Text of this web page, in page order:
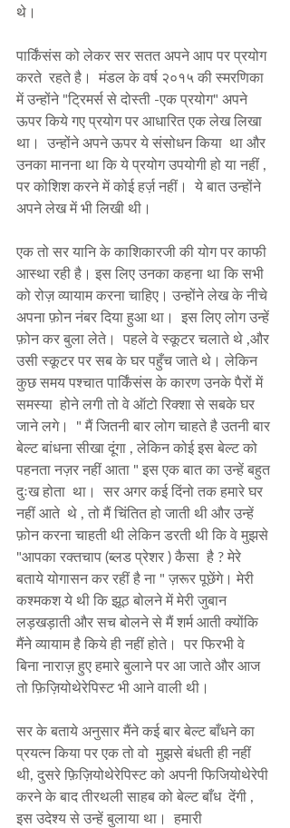
थे।
पार्किंसंस को लेकर सर सतत अपने आप पर प्रयोग
करते  रहते है।  मंडल के वर्ष २०१५ की स्मरणिका
में उन्होंने "ट्रिमर्स से दोस्ती -एक प्रयोग" अपने
ऊपर किये गए प्रयोग पर आधारित एक लेख लिखा
था।  उन्होंने अपने ऊपर ये संसोधन किया  था और
उनका मानना था कि ये प्रयोग उपयोगी हो या नहीं ,
पर कोशिश करने में कोई हर्ज़ नहीं।  ये बात उन्होंने
अपने लेख में भी लिखी थी।
एक तो सर यानि के काशिकारजी की योग पर काफी
आस्था रही है। इस लिए उनका कहना था कि सभी
को रोज़ व्यायाम करना चाहिए। उन्होंने लेख के नीचे
अपना फ़ोन नंबर दिया हुआ था।  इस लिए लोग उन्हें
फ़ोन कर बुला लेते।  पहले वे स्कूटर चलाते थे ,और
उसी स्कूटर पर सब के घर पहुँच जाते थे। लेकिन
कुछ समय पश्चात पार्किंसंस के कारण उनके पैरों में
समस्या  होने लगी तो वे ऑटो रिक्शा से सबके घर
जाने लगे।  " मैं जितनी बार लोग चाहते है उतनी बार
बेल्ट बांधना सीखा दूंगा , लेकिन कोई इस बेल्ट को
पहनता नज़र नहीं आता " इस एक बात का उन्हें बहुत
दुःख होता  था।  सर अगर कई दिंनो तक हमारे घर
नहीं आते  थे , तो मैं चिंतित हो जाती थी और उन्हें
फ़ोन करना चाहती थी लेकिन डरती थी कि वे मुझसे
"आपका रक्तचाप (ब्लड प्रेशर ) कैसा  है ? मेरे
बताये योगासन कर रहीं है ना " ज़रूर पूछेंगे। मेरी
कश्मकश ये थी कि झूठ बोलने में मेरी जुबान
लड़खड़ाती और सच बोलने से मैं शर्म आती क्योंकि
मैंने व्यायाम है किये ही नहीं होते।  पर फिरभी वे
बिना नाराज़ हुए हमारे बुलाने पर आ जाते और आज
तो फ़िज़ियोथेरेपिस्ट भी आने वाली थी।
सर के बताये अनुसार मैंने कई बार बेल्ट बाँधने का
प्रयत्न किया पर एक तो वो  मुझसे बंधती ही नहीं
थी, दुसरे फ़िज़ियोथेरेपिस्ट को अपनी फिजियोथेरेपी
करने के बाद तीरथली साहब को बेल्ट बाँध  देंगी ,
इस उदेश्य से उन्हें बुलाया था।  हमारी